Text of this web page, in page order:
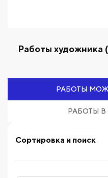
Работы художника
РАБОТЫ
РАБОТЫ
Сортировка и поиск